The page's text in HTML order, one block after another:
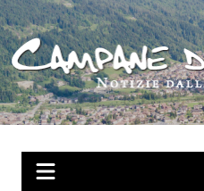
Salta
al
contenuto